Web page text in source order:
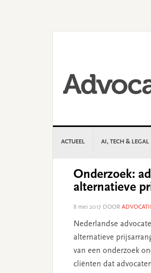
ACTUEEL AI, TECH & LEGAL
Onderzoek:
alternatieve
8 mei 2017 DOOR
Nederlandse
alternatieve
van een onderzoek
cliënten dat